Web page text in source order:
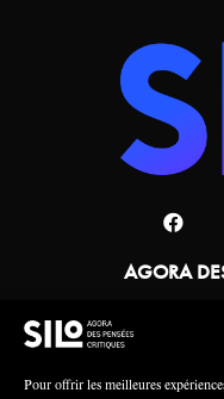
Pour offrir les meilleures
AGORA